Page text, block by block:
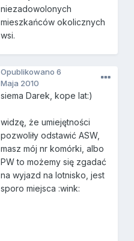
niezadowolonych
mieszkańców okolicznych
wsi.
Opublikowano6
Maja 2010
siema Darek, kope lat:)
widzę, że umiejętności
pozwoliły odstawić ASW,
masz mój nr komórki, albo
PW to możemy się zgadać
na wyjazd na lotnisko, jest
sporo miejsca :wink: